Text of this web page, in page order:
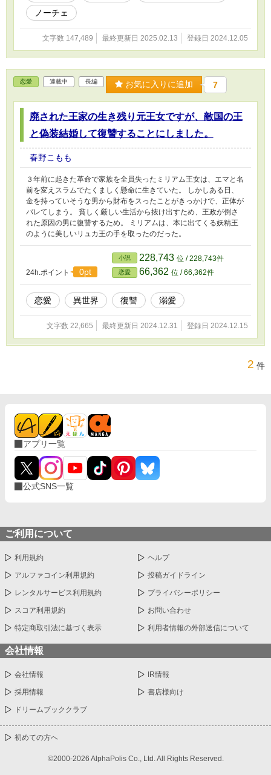
ノーチェ
文字数 147,489 最終更新日 2025.02.13 登録日 2024.12.05
恋愛 連載中 長編 お気に入りに追加 7
廃された王家の生き残り元王女ですが、敵国の王
と偽装結婚して復讐することにしました。
春野こもも
３年前に起きた革命で家族を全員失ったミリアム王女は、エマと名
前を変えスラムでたくましく懸命に生きていた。 しかしある日、
金を持っていそうな男から財布をスったことがきっかけで、正体が
バレてしまう。 貧しく厳しい生活から抜け出すため、王政が倒さ
れた原因の男に復讐するため。 ミリアムは、本に出てくる妖精王
のように美しいリュカ王の手を取ったのだった。
24h.ポイント 0pt
小説 228,743 位 / 228,743件
恋愛 66,362 位 / 66,362件
恋愛 異世界 復讐 溺愛
文字数 22,665 最終更新日 2024.12.31 登録日 2024.12.15
2 件
アプリ一覧
公式SNS一覧
ご利用について
利用規約 ヘルプ
アルファコイン利用規約 投稿ガイドライン
レンタルサービス利用規約 プライバシーポリシー
スコア利用規約 お問い合わせ
特定商取引法に基づく表示 利用者情報の外部送信について
会社情報
会社情報 IR情報
採用情報 書店様向け
ドリームブッククラブ
初めての方へ
©2000-2026 AlphaPolis Co., Ltd. All Rights Reserved.